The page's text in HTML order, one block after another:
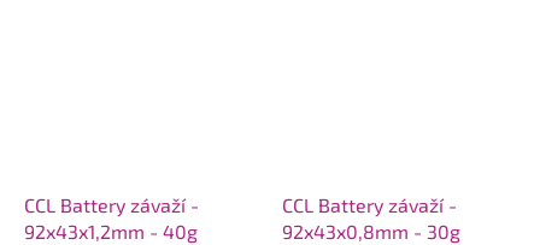
CCL Battery závaží -
92x43x1,2mm - 40g
CCL Battery závaží -
92x43x0,8mm - 30g